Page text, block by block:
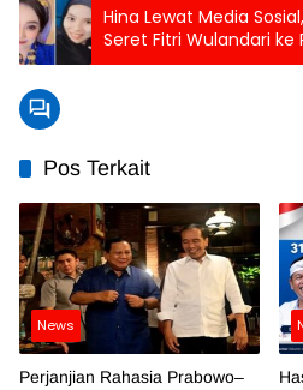
Hina Lewat Media
Seret Fitri Wulandari ke
Pos Terkait
News
Perjanjian Rahasia Prabowo–